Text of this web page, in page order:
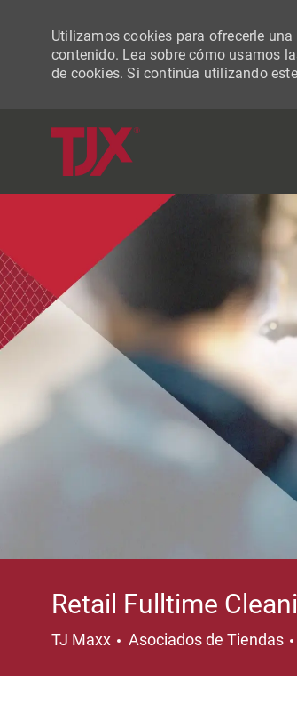
Utilizamos cookies para ofrecerle
contenido. Lea sobre cómo usamos
de cookies. Si continúa utilizando
Retail Fulltime
TJ Maxx Categoría
Asociados de Tiendas